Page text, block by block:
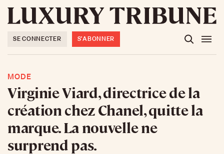
SE CONNECTER S'ABONNER
MODE
Virginie Viard, directrice de la
création chez Chanel, quitte la
marque. La nouvelle ne
surprend pas.